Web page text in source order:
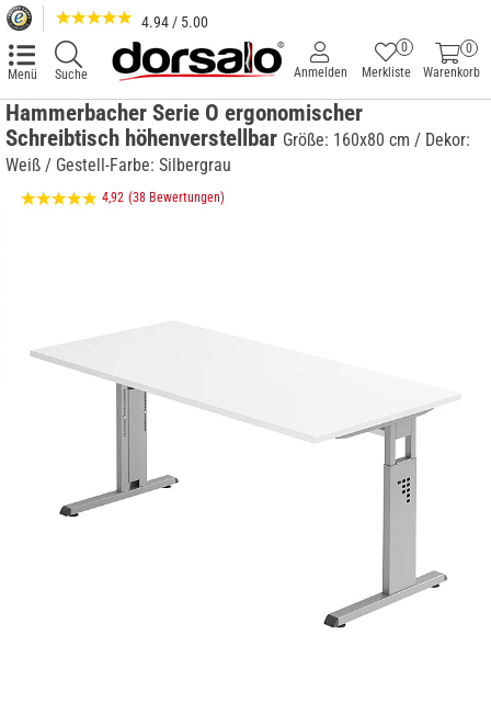
4.94 / 5.00
Menü Suche
0
Warenkorb
Merkliste
0
Anmelden
Hammerbacher Serie O ergonomischer
Schreibtisch höhenverstellbar Größe: 160x80 cm / Dekor:
Weiß / Gestell-Farbe: Silbergrau
4,92 (38 Bewertungen)